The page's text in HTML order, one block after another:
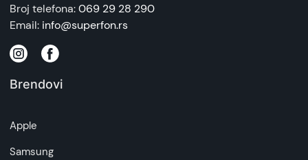
Broj telefona:069 29 28 290
Email: info@superfon.rs
Brendovi
Apple
Samsung